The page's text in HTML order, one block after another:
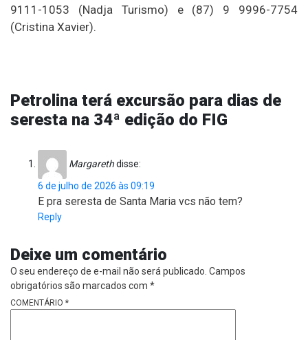
9111-1053 (Nadja Turismo) e (87) 9 9996-7754
(Cristina Xavier).
Petrolina terá excursão para dias de
seresta na 34ª edição do FIG
Margarethdisse:
6 de julho de 2026 às 09:19
E pra seresta de Santa Maria vcs não tem?
Reply
Deixe um comentário
O seu endereço de e-mail não será publicado. Campos
obrigatórios são marcados com *
COMENTÁRIO *